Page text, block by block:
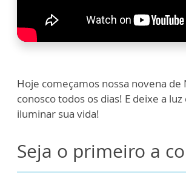
Hoje começamos nossa novena de
conosco todos os dias! E deixe a luz
iluminar sua vida!
Seja o primeiro a